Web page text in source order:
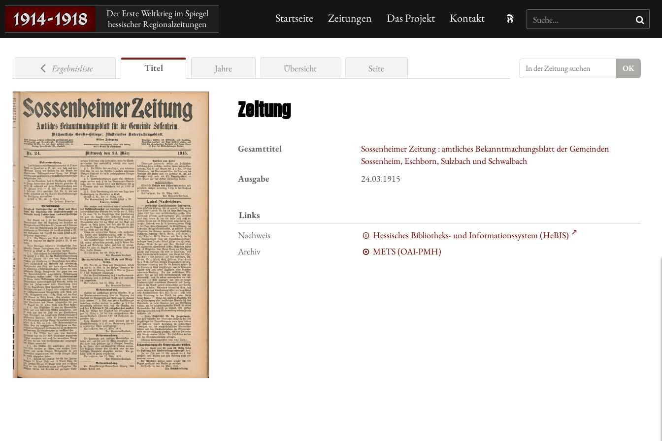
Der Erste Weltkrieg im Spiegel
hessischer Regionalzeitungen
Startseite Zeitungen Das Projekt Kontakt
Ergebnisliste Titel Jahre Übersicht Seite
Zeitung
Gesamttitel
Sossenheimer Zeitung : amtliches Bekanntmachungsblatt der Gemeinden
Sossenheim, Eschborn, Sulzbach und Schwalbach
Ausgabe
24.03.1915
Links
Nachweis
Hessisches Bibliotheks- und Informationssystem (HeBIS)
Archiv
METS (OAI-PMH)